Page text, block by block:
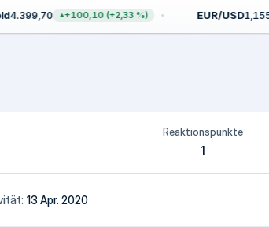
4.399,70 +100,10 (+2,33 %) EUR/USD1,1559
Reaktionspunkte
1
13 Apr. 2020